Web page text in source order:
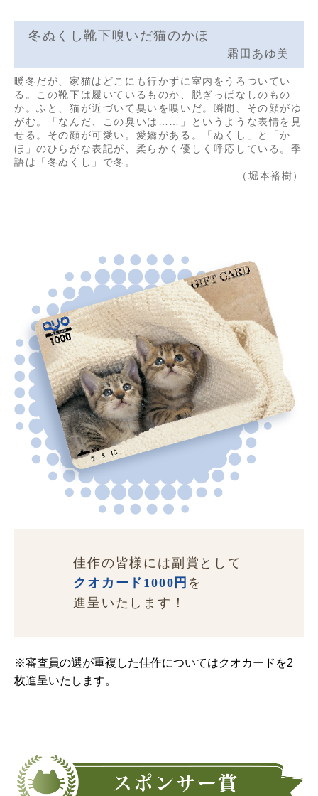
冬ぬくし靴下嗅いだ猫のかほ
霜田あゆ美
暖冬だが、家猫はどこにも行かずに室内をうろついてい
る。この靴下は履いているものか、脱ぎっぱなしのもの
か。ふと、猫が近づいて臭いを嗅いだ。瞬間、その顔がゆ
がむ。「なんだ、この臭いは……」というような表情を見
せる。その顔が可愛い。愛嬌がある。「ぬくし」と「か
ほ」のひらがな表記が、柔らかく優しく呼応している。季
語は「冬ぬくし」で冬。
（堀本裕樹）
佳作の皆様には副賞として
クオカード1000円 を
進呈いたします！
※審査員の選が重複した佳作についてはクオカードを2
枚進呈いたします。